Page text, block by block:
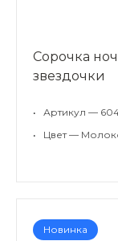
Сорочка
звездочки
•
Артикул —
•
Цвет —
Новинка